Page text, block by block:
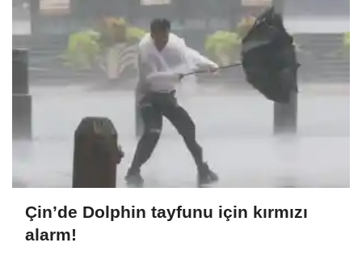
Çin’de Dolphin tayfunu için kırmızı
alarm!